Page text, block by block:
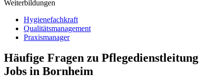
Weiterbildungen
Hygienefachkraft
Qualitätsmanagement
Praxismanager
Häufige Fragen zu Pflegedienstleitung
Jobs in Bornheim